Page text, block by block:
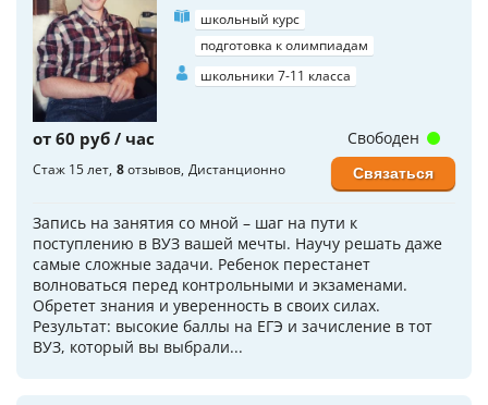
школьный курс
подготовка к олимпиадам
школьники 7-11 класса
от 60 руб / час
Стаж 15 лет 8отзывов Дистанционно
Запись на занятия со мной – шаг на пути к
поступлению в ВУЗ вашей мечты. Научу решать даже
самые сложные задачи. Ребенок перестанет
волноваться перед контрольными и экзаменами.
Обретет знания и уверенность в своих силах.
Результат: высокие баллы на ЕГЭ и зачисление в тот
ВУЗ, который вы выбрали...
Свободен
Связаться